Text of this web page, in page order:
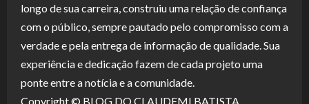
longo de sua carreira, construiu uma relação de confiança
com o público, sempre pautado pelo compromisso com a
verdade e pela entrega de informação de qualidade. Sua
experiência e dedicação fazem de cada projeto uma
ponte entre a notícia e a comunidade.
Copyright © BLOG DO CLAUDEMI BATISTA